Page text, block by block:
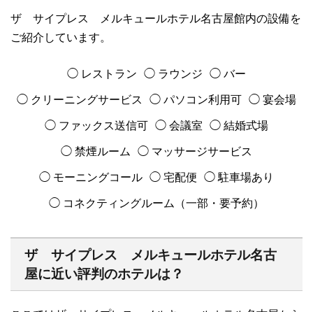
ザ サイプレス メルキュールホテル名古屋館内の設備を
ご紹介しています。
◯ レストラン ◯ ラウンジ ◯ バー
◯ クリーニングサービス ◯ パソコン利用可 ◯ 宴会場
◯ ファックス送信可 ◯ 会議室 ◯ 結婚式場
◯ 禁煙ルーム ◯ マッサージサービス
◯ モーニングコール ◯ 宅配便 ◯ 駐車場あり
◯ コネクティングルーム（一部・要予約）
ザ サイプレス メルキュールホテル名古
屋に近い評判のホテルは？